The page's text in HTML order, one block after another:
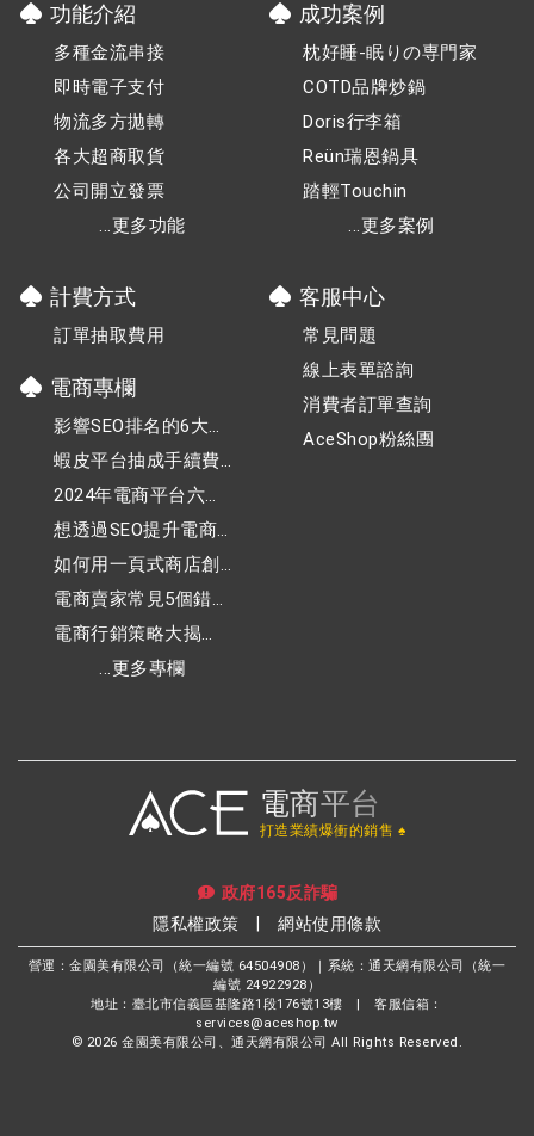
功能介紹
多種金流串接
即時電子支付
物流多方拋轉
各大超商取貨
公司開立發票
...更多功能
成功案例
枕好睡-眠りの専門家
COTD品牌炒鍋
Doris行李箱
Reün瑞恩鍋具
踏輕Touchin
...更多案例
計費方式
訂單抽取費用
電商專欄
影響SEO排名的6大關
鍵因素，你都掌握了
嗎？
蝦皮平台抽成手續費
持續調漲，小賣家該
如何應對？
2024年電商平台六大
熱門行業，趕快加入
電商行列！
想透過SEO提升電商
網站的可見度，該怎
麼做？
如何用一頁式商店創
業：電商新手指南
電商賣家常見5個錯誤
經營觀念
電商行銷策略大揭
密：如何提升銷售並
...更多專欄
客服中心
常見問題
線上表單諮詢
消費者訂單查詢
AceShop粉絲團
電商平台
打造業績爆衝的銷售 ♠
政府165反詐騙
隱私權政策
網站使用條款
營運：金園美有限公司（統一編號 64504908）｜系統：通天網有限公司（統一
編號 24922928）
地址：臺北市信義區基隆路1段176號13樓 | 客服信箱：
services@aceshop.tw
© 2026 金園美有限公司、通天網有限公司 All Rights Reserved.